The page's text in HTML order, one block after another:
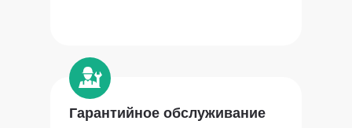
Модуль туалет
Гарантийное обслуживание